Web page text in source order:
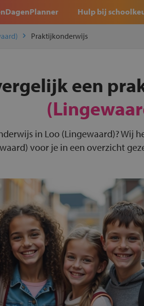
Hulp bij
Praktijkonderwijs
een
in Loo (Lingewaard)? Wij
voor je in een overzicht